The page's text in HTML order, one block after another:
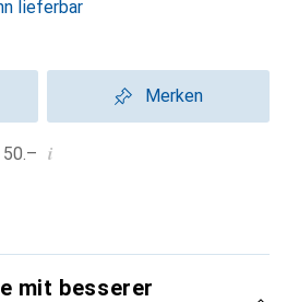
lieferbar
Merken
50.– i
mit besserer